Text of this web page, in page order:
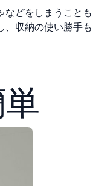
などをしまうことも
、収納の使い勝手も